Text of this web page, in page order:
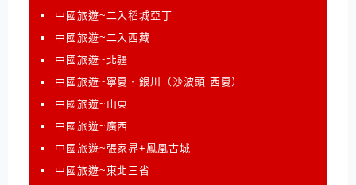
中國旅遊~二入稻城亞丁
中國旅遊~二入西藏
中國旅遊~北疆
中國旅遊~寧夏‧銀川（沙波頭.西夏）
中國旅遊~山東
中國旅遊~廣西
中國旅遊~張家界+鳳凰古城
中國旅遊~東北三省